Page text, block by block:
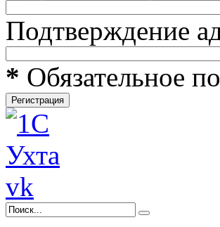
Подтверждение
* Обязательное
Регистрация
vk